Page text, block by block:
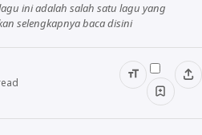
ini adalah salah satu lagu yang
selengkapnya baca disini